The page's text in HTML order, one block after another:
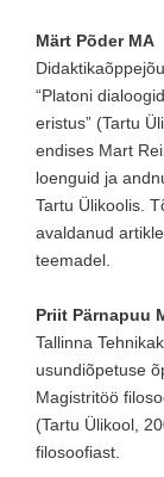
Märt Põder MA
“Platoni
eristus” (Tartu
endises Mart
loenguid ja
Tartu Ülikoolis.
avaldanud
teemadel.
Priit Pärnapuu
Tallinna
usundiõpetuse
Magistritöö
(Tartu Ülikool,
filosoofiast.